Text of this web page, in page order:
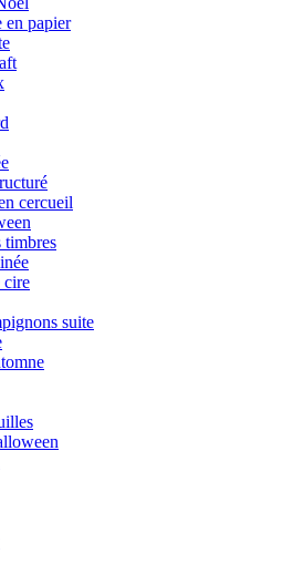
papier
cercueil
timbres
cire
suite